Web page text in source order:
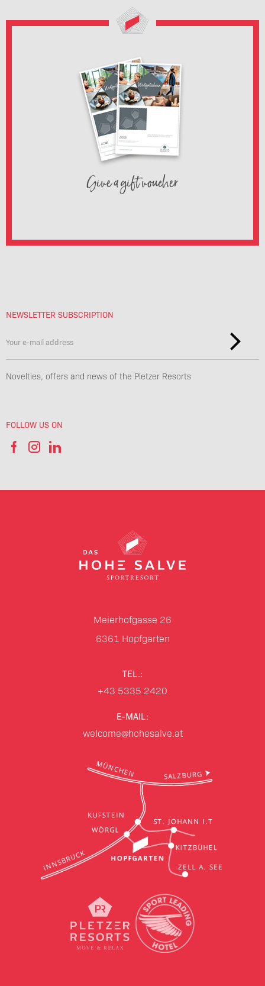
Give a gift voucher
NEWSLETTER SUBSCRIPTION
Novelties, offers and news of the Pletzer Resorts
FOLLOW US ON
Meierhofgasse 26
6361 Hopfgarten
TEL.:
+43 5335 2420
E-MAIL:
welcome@hohesalve.at